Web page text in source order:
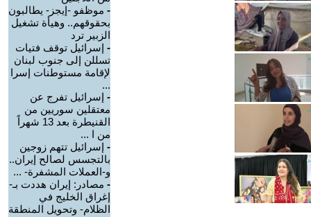
- موظفو -إيجز- يطالبون
بحقوقهم.. وهيأة تشغيل
الزبير ترد
- إسرائيل توقف فتيات
تسللن إلى جنوب لبنان
لإقامة مستوطنات إسرا
...
- إسرائيل تفرج عن
معتقلين سوريين من
القنيطرة بعد 13 شهراً
من ا ...
- إسرائيل تتهم زوجين
بالتجسس لصالح إيران..
و-العملات المشفرة- ...
- مصادر: إيران هددت بـ-
إغراق الخليج في
الظلام- وتحويل المنطقة